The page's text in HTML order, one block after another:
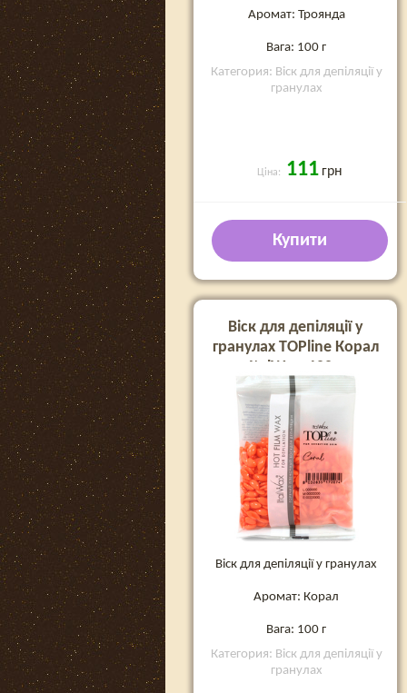
Аромат: Троянда
Вага: 100 г
Категория: Віск для депіляції у
гранулах
Ціна: 111 грн
Купити
Віск для депіляції у
гранулах TOPline Корал
ItalWax, 100 г
Віск для депіляції у гранулах
Аромат: Корал
Вага: 100 г
Категория: Віск для депіляції у
гранулах